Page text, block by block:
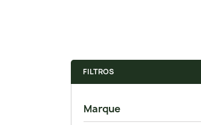
FILTROS
Marque